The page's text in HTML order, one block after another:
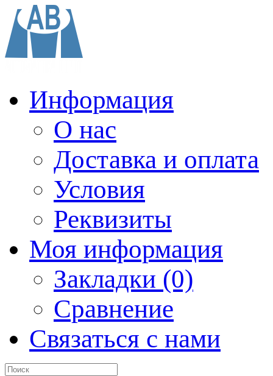
Информация
О нас
Доставка и оплата
Условия
Реквизиты
Моя информация
Закладки (0)
Сравнение
Связаться с нами